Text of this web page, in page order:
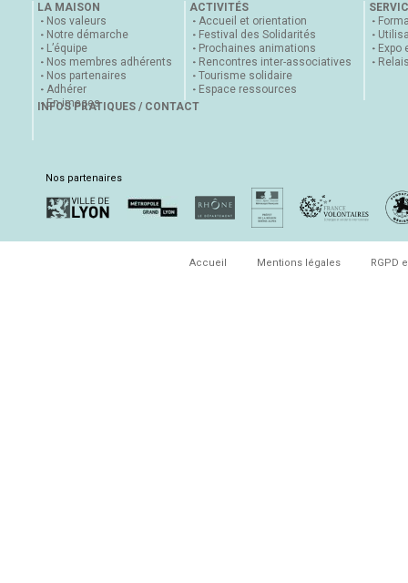
LA MAISON
Nos valeurs
Notre démarche
L’équipe
Nos membres adhérents
Nos partenaires
Adhérer
En images
ACTIVITÉS
Accueil et orientation
Festival des Solidarités
Prochaines animations
Rencontres inter-associatives
Tourisme solidaire
Espace ressources
Expo
INFOS PRATIQUES / CONTACT
Nos partenaires
Accueil Mentions légales RGPD